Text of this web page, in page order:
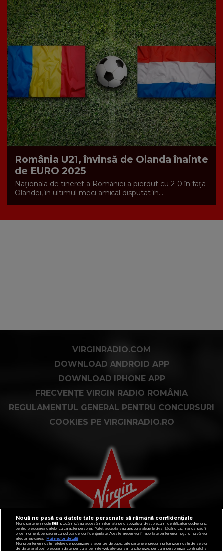
România U21, învinsă de Olanda înainte
de EURO 2025
Naționala de tineret a României a pierdut cu 2-0 în fața
Olandei, în ultimul meci amical disputat în...
VIRGINRADIO.COM
DOWNLOAD ANDROID APP
DOWNLOAD IPHONE APP
FRECVENȚE VIRGIN RADIO ROMÂNIA
REGULAMENTUL GENERAL PENTRU CONCURSURI
COOKIES PE VIRGINRADIO.RO
Nouă ne pasă ca datele tale personale să rămână confidențiale
Noi și partenerii noștri585 stocăm și/sau accesăm informații pe dispozitivul dvs., precum identificatorii cookie unici
pentru prelucrarea datelor cu caracter personal. Puteți accepta sau gestiona alegerile dvs. făcând clic mai jos sau în
orice moment, pe pagina cu politica de confidențialitate. Aceste alegeri vor fi raportate partenerilor noștri și nu vă vor
afecta navigarea.
Mai multe detalii
Noi si partenerii nostri (retelele de socializare si agentiile de publicitate partenere, precum si furnizorii nostri de servicii
de date analitice) prelucram date pentru a permite website-ului sa functioneze, pentru a personaliza continutul si